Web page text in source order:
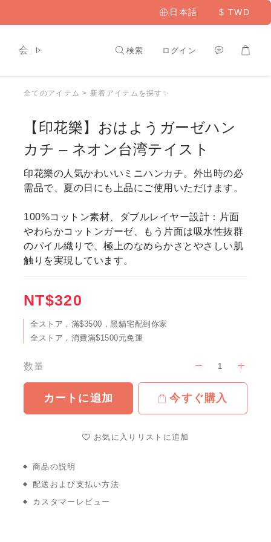
日本語 $ TWD
会員専用 検索 ログイン
全てのアイテム > 新着アイテムを探す✨
【印花樂】おはようガーゼハン
カチ – ネオン台湾テイスト
印花樂の人気かわいいミニハンカチ。外出時の必
需品で、夏の日にも上品にご使用いただけます。
100%コットン素材、ダブルレイヤー設計：片面
やわらかコットンガーゼ、もう片面は吸水性抜群
のパイル織りで、極上のなめらかさとやさしい肌
触りを実現しています。
NT$320
全ストア，滿$3500，黑貓宅配到你家
全ストア，消費滿$1500元免運
数量
カートに追加 今すぐ購入
お気に入りリストに追加
商品の説明
配送および支払い方法
カスタマーレビュー